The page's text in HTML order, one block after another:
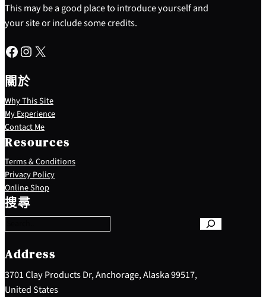
This may be a good place to introduce yourself and
your site or include some credits.
Facebook Instagram X
關於
Why This Site
My Experience
Contact Me
Resources
Terms & Conditions
Privacy Policy
Online Shop
搜尋
S
e
a
c
h
Address
3701 Clay Products Dr, Anchorage, Alaska 99517,
United States